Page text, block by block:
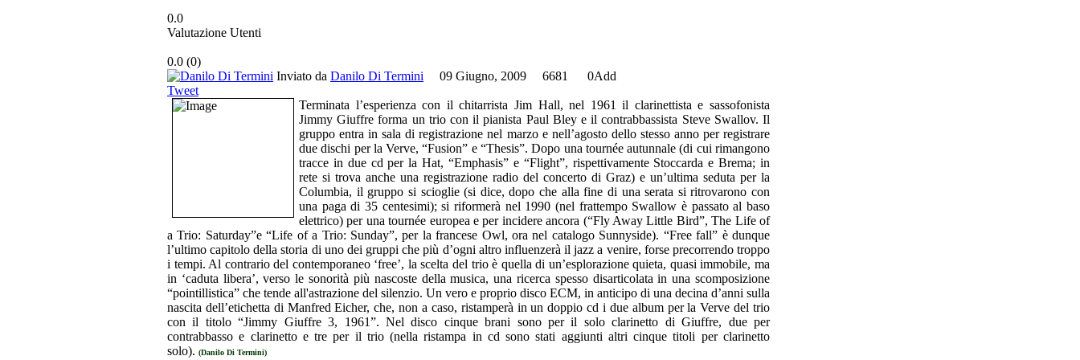
0.0
Valutazione Utenti
0.0 (0)
Inviato da Danilo Di Termini 09 Giugno, 2009 6681 0Add
Tweet
Terminata l’esperienza con il chitarrista Jim Hall, nel 1961 il clarinettista e sassofonista
Jimmy Giuffre forma un trio con il pianista Paul Bley e il contrabbassista Steve Swallov. Il
gruppo entra in sala di registrazione nel marzo e nell’agosto dello stesso anno per registrare
due dischi per la Verve, “Fusion” e “Thesis”. Dopo una tournée autunnale (di cui rimangono
tracce in due cd per la Hat, “Emphasis” e “Flight”, rispettivamente Stoccarda e Brema; in
rete si trova anche una registrazione radio del concerto di Graz) e un’ultima seduta per la
Columbia, il gruppo si scioglie (si dice, dopo che alla fine di una serata si ritrovarono con
una paga di 35 centesimi); si riformerà nel 1990 (nel frattempo Swallow è passato al baso
elettrico) per una tournée europea e per incidere ancora (“Fly Away Little Bird”, The Life of
a Trio: Saturday”e “Life of a Trio: Sunday”, per la francese Owl, ora nel catalogo Sunnyside). “Free fall” è dunque
l’ultimo capitolo della storia di uno dei gruppi che più d’ogni altro influenzerà il jazz a venire, forse precorrendo troppo
i tempi. Al contrario del contemporaneo ‘free’, la scelta del trio è quella di un’esplorazione quieta, quasi immobile, ma
in ‘caduta libera’, verso le sonorità più nascoste della musica, una ricerca spesso disarticolata in una scomposizione
“pointillistica” che tende all'astrazione del silenzio. Un vero e proprio disco ECM, in anticipo di una decina d’anni sulla
nascita dell’etichetta di Manfred Eicher, che, non a caso, ristamperà in un doppio cd i due album per la Verve del trio
con il titolo “Jimmy Giuffre 3, 1961”. Nel disco cinque brani sono per il solo clarinetto di Giuffre, due per
contrabbasso e clarinetto e tre per il trio (nella ristampa in cd sono stati aggiunti altri cinque titoli per clarinetto
solo). (Danilo Di Termini)